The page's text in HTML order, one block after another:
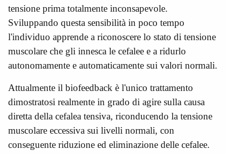
tensione prima totalmente inconsapevole.
Sviluppando questa sensibilità in poco tempo
l'individuo apprende a riconoscere lo stato di tensione
muscolare che gli innesca le cefalee e a ridurlo
autonomamente e automaticamente sui valori normali.
Attualmente il biofeedback è l'unico trattamento
dimostratosi realmente in grado di agire sulla causa
diretta della cefalea tensiva, riconducendo la tensione
muscolare eccessiva sui livelli normali, con
conseguente riduzione ed eliminazione delle cefalee.